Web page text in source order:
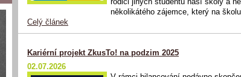
několikátého zájemce, který na
Celý článek
Kariérní projekt ZkusTo! na podzim 2025
02.07.2026